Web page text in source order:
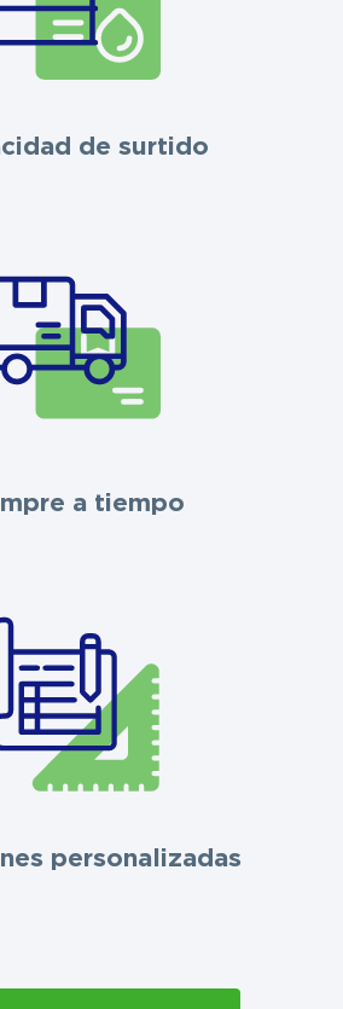
de surtido
a tiempo
personalizadas